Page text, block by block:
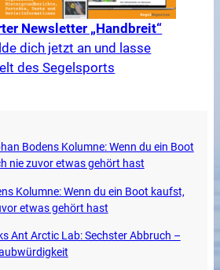
Newsletter „Handbreit“
dich jetzt an und lasse
des Segelsports
Bodens Kolumne: Wenn du ein Boot
nie zuvor etwas gehört hast
Kolumne: Wenn du ein Boot kaufst,
etwas gehört hast
Ant Arctic Lab: Sechster Abbruch –